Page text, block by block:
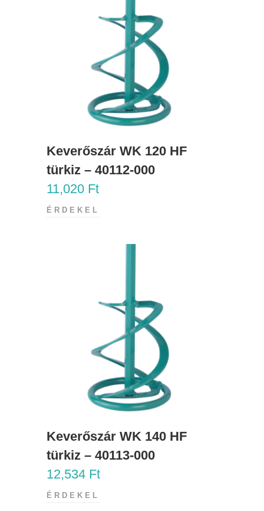
Keverőszár WK 120 HF
türkiz – 40112-000
11,020 Ft
ÉRDEKEL
Keverőszár WK 140 HF
türkiz – 40113-000
12,534 Ft
ÉRDEKEL